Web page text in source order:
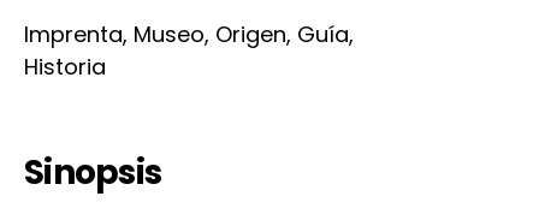
Imprenta, Museo, Origen, Guía,
Historia
Sinopsis